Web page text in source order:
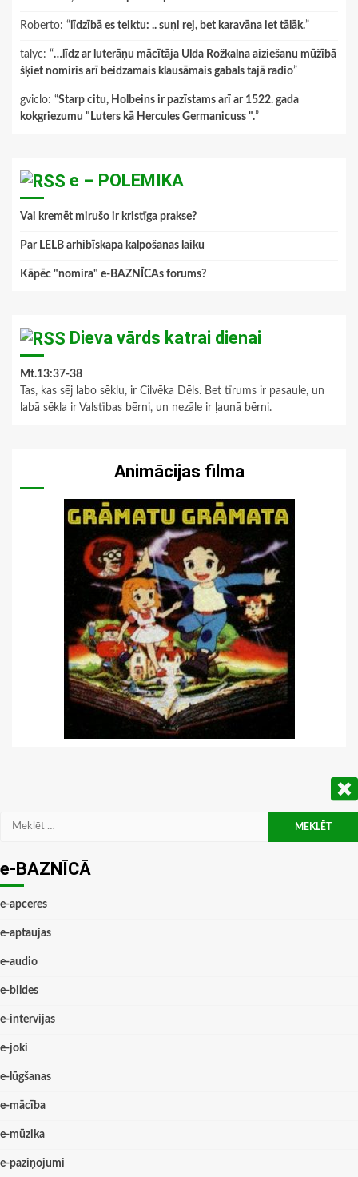
Roberto: “ līdzībā es teiktu: .. suņi rej, bet karavāna iet tālāk.”
talyc: “…līdz ar luterāņu mācītāja Ulda Rožkalna aiziešanu mūžībā
šķiet nomiris arī beidzamais klausāmais gabals tajā radio”
gviclo: “Starp citu, Holbeins ir pazīstams arī ar 1522. gada
kokgriezumu "Luters kā Hercules Germanicuss ".”
e – POLEMIKA
Vai kremēt mirušo ir kristīga prakse?
Par LELB arhibīskapa kalpošanas laiku
Kāpēc "nomira" e-BAZNĪCAs forums?
Dieva vārds katrai dienai
Mt.13:37-38
Tas, kas sēj labo sēklu, ir Cilvēka Dēls. Bet tīrums ir pasaule, un
labā sēkla ir Valstības bērni, un nezāle ir ļaunā bērni.
Animācijas filma
Meklēt:
e-BAZNĪCĀ
e-apceres
e-aptaujas
e-audio
e-bildes
e-intervijas
e-joki
e-lūgšanas
e-mācība
e-mūzika
e-paziņojumi